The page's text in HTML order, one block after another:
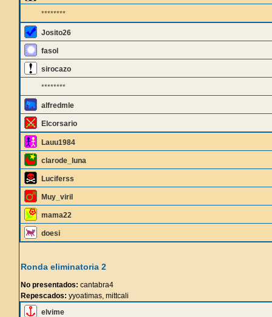
********
Josito26
fasol
sirocazo
********
alfredmle
Elcorsario
Lauu1984
clarode_luna
Luciferss
Muy_viril
mama22
doesi
Ronda eliminatoria 2
No presentados: cantabra4
Repescados: yyoatimas, mittcali
elvime